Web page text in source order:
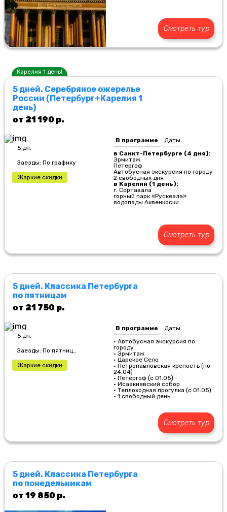
Смотреть тур
Карелия 1 день!
5 дней. Серебряное ожерелье
России (Петербург+Карелия 1
день)
от 21 190 р.
5 дн.
Заезды: По графику
Жаркие скидки
В программе
Даты
в Санкт-Петербурге (4 дня):
Эрмитаж
Петергоф
Автобусная экскурсия по городу
2 свободных дня
в Карелии (1 день):
г. Сортавала
горный парк «Рускеала»
водопады Ахвенкоски
Смотреть тур
5 дней. Классика Петербурга
по пятницам
от 21 750 р.
5 дн.
Заезды: По пятницам
Жаркие скидки
В программе
Даты
• Автобусная экскурсия по
городу
• Эрмитаж
• Царское Село
• Петропавловская крепость (по
24.04)
• Петергоф (с 01.05)
• Исаакиевский собор
• Теплоходная прогулка (с 01.05)
• 1 свободный день
Смотреть тур
5 дней. Классика Петербурга
по понедельникам
от 19 850 р.